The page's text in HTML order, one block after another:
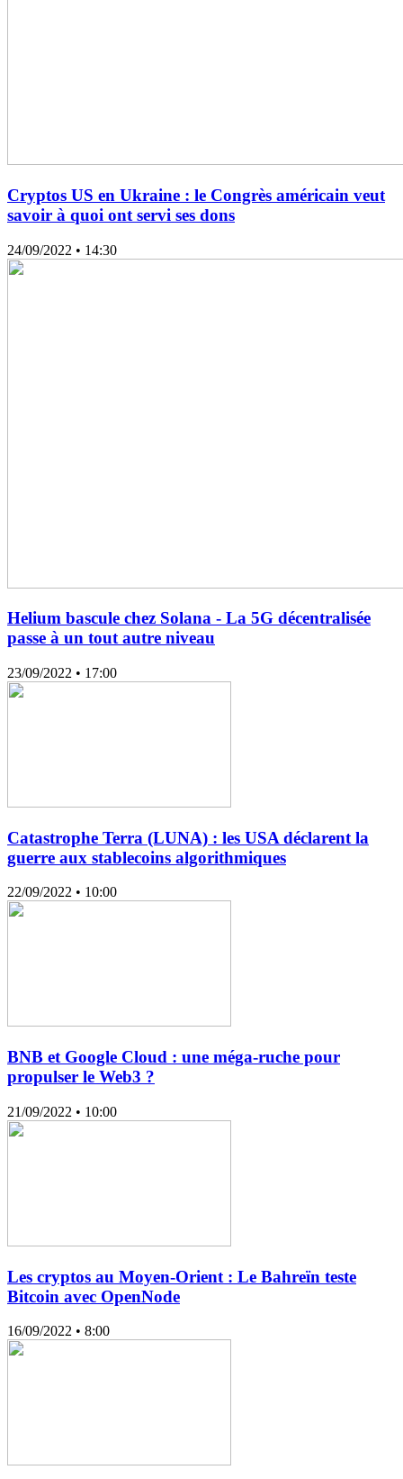
Cryptos US en Ukraine : le Congrès américain veut
savoir à quoi ont servi ses dons
24/09/2022 • 14:30
Helium bascule chez Solana - La 5G décentralisée
passe à un tout autre niveau
23/09/2022 • 17:00
Catastrophe Terra (LUNA) : les USA déclarent la
guerre aux stablecoins algorithmiques
22/09/2022 • 10:00
BNB et Google Cloud : une méga-ruche pour
propulser le Web3 ?
21/09/2022 • 10:00
Les cryptos au Moyen-Orient : Le Bahreïn teste
Bitcoin avec OpenNode
16/09/2022 • 8:00